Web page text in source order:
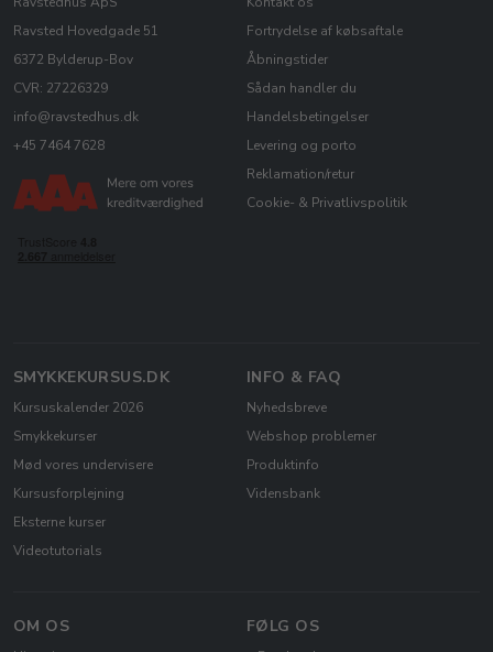
Ravsted Hovedgade 51
6372 Bylderup-Bov
CVR: 27226329
info@ravstedhus.dk
+45 7464 7628
Fortrydelse af købsaftale
Åbningstider
Sådan handler du
Handelsbetingelser
Levering og porto
Reklamation/retur
Cookie- & Privatlivspolitik
SMYKKEKURSUS.DK
Kursuskalender 2026
Smykkekurser
Mød vores undervisere
Kursusforplejning
Eksterne kurser
Videotutorials
INFO & FAQ
Nyhedsbreve
Webshop problemer
Produktinfo
Vidensbank
OM OS FØLG OS